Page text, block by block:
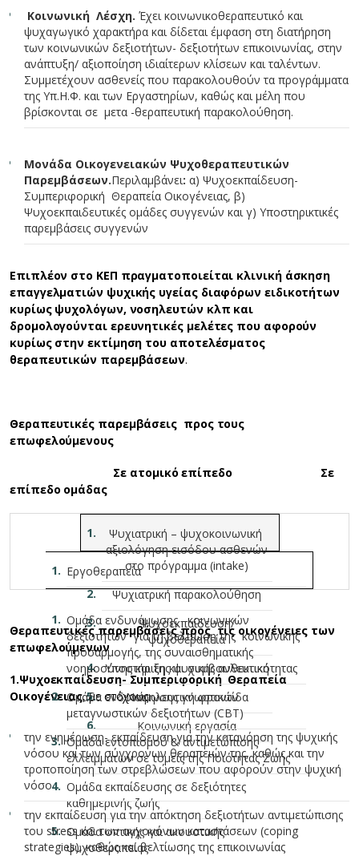
Κοινωνική Λέσχη. Έχει κοινωνικοθεραπευτικό και
ψυχαγωγικό χαρακτήρα και δίδεται έμφαση στη διατήρηση
των κοινωνικών δεξιοτήτων- δεξιοτήτων επικοινωνίας, στην
ανάπτυξη/ αξιοποίηση ιδιαίτερων κλίσεων και ταλέντων.
Συμμετέχουν ασθενείς που παρακολουθούν τα προγράμματα
της Υπ.Η.Φ. και των Εργαστηρίων, καθώς και μέλη που
βρίσκονται σε μετα -θεραπευτική παρακολούθηση.
Μονάδα Οικογενειακών Ψυχοθεραπευτικών
Παρεμβάσεων.Περιλαμβάνει: α) Ψυχοεκπαίδευση-
Συμπεριφορική Θεραπεία Οικογένειας, β)
Ψυχοεκπαιδευτικές ομάδες συγγενών και γ) Υποστηρικτικές
παρεμβάσεις συγγενών
Επιπλέον στο ΚΕΠ πραγματοποιείται κλινική άσκηση
επαγγελματιών ψυχικής υγείας διαφόρων ειδικοτήτων
κυρίως ψυχολόγων, νοσηλευτών κλπ και
δρομολογούνται ερευνητικές μελέτες που αφορούν
κυρίως στην εκτίμηση του αποτελέσματος
θεραπευτικών παρεμβάσεων.
Θεραπευτικές παρεμβάσεις προς τους
επωφελούμενους
Σε ατομικό επίπεδο Σε
επίπεδο ομάδας
Ψυχιατρική – ψυχοκοινωνική
αξιολόγηση εισόδου ασθενών
στο πρόγραμμα (intake)
Ψυχιατρική παρακολούθηση
Ψυχοεκπαίδευση/
ψυχοθεραπεία
Υποστήριξη και συμβουλευτική
Νοσηλευτική φροντίδα
Κοινωνική εργασία
Εργοθεραπεία
Ομάδα ενδυνάμωσης κοινωνικών
δεξιοτήτων για τη βελτίωση της κοινωνικής
προσαρμογής, της συναισθηματικής
νοημοσύνης και της ψυχικής ανθεκτικότητας
Ομάδα ενδυνάμωσης γνωστικών
μεταγνωστικών δεξιοτήτων (CBT)
Ομάδα εντοπισμού & αντιμετώπισης
ελλειμμάτων σε τομείς της Ποιότητας Ζωής
Ομάδα εκπαίδευσης σε δεξιότητες
καθημερινής ζωής
Ομάδα οπτικής και ακουστικής
ψυχοθεραπείας
Θεραπευτικές παρεμβάσεις προς τις οικογένειες των
επωφελούμενων
1.Ψυχοεκπαίδευση- Συμπεριφορική Θεραπεία
Οικογένειας, με στόχους:
την ενημέρωση- εκπαίδευση για την κατανόηση της ψυχικής
νόσου και των σύγχρονων θεραπειών της, καθώς και την
τροποποίηση των στρεβλώσεων που αφορούν στην ψυχική
νόσο
την εκπαίδευση για την απόκτηση δεξιοτήτων αντιμετώπισης
του stress και των αγχογόνων καταστάσεων (coping
strategies), καθώς και βελτίωσης της επικοινωνίας